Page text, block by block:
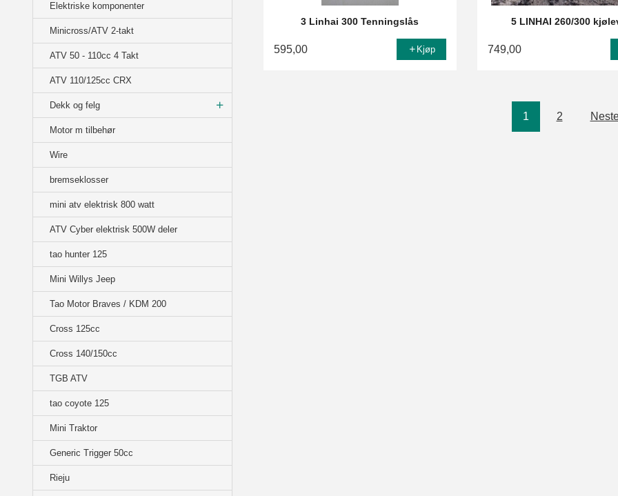
Elektriske komponenter
Minicross/ATV 2-takt
ATV 50 - 110cc 4 Takt
ATV 110/125cc CRX
Dekk og felg
Motor m tilbehør
Wire
bremseklosser
mini atv elektrisk 800 watt
ATV Cyber elektrisk 500W deler
tao hunter 125
Mini Willys Jeep
Tao Motor Braves / KDM 200
Cross 125cc
Cross 140/150cc
TGB ATV
tao coyote 125
Mini Traktor
Generic Trigger 50cc
Rieju
3 Linhai 300 Tenningslås
595,00 Kjøp
5 LINHAI 260/300
749,00
1 2